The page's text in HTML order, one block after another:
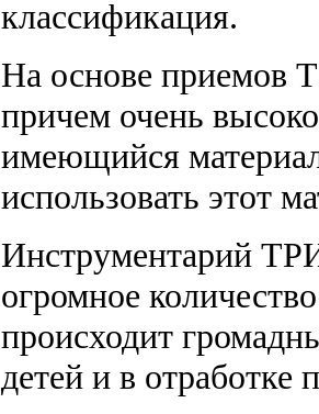
классификация.
На основе приемов
причем очень
имеющийся
использовать этот
Инструментарий
огромное
происходит
детей и в отработке